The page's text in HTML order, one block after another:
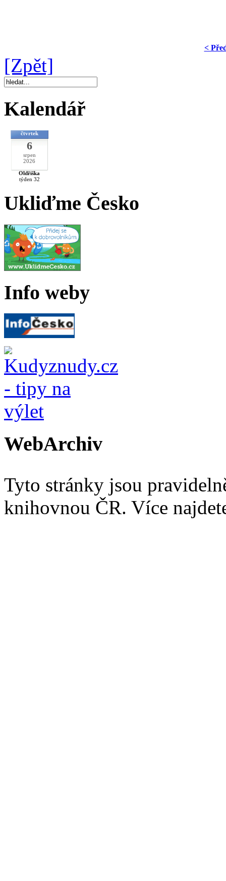
<
[Zpět]
Kalendář
čtvrtek
6
srpen
2026
Oldřiška
týden 32
Ukliďme Česko
Info weby
WebArchiv
Tyto stránky jsou
knihovnou ČR. Více